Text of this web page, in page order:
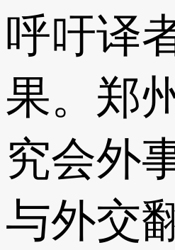
呼吁译
果。郑
究会外
与外交